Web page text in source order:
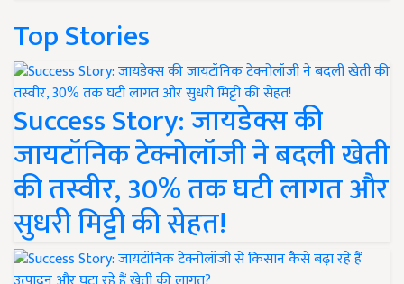
Top Stories
Success Story: जायडेक्स की
जायटॉनिक टेक्नोलॉजी ने बदली खेती
की तस्वीर, 30% तक घटी लागत और
सुधरी मिट्टी की सेहत!